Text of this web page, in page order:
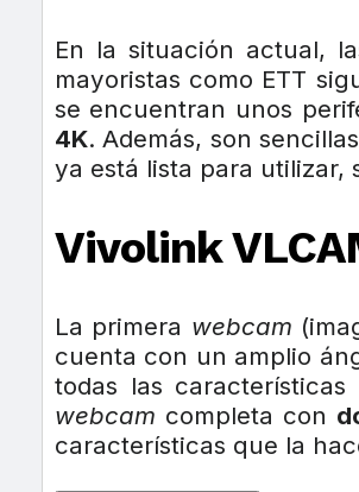
En la situación actual,
mayoristas como ETT
se encuentran unos
4K. Además, son
ya está lista para utilizar,
Vivolink
La primera webcam
cuenta con un amplio
todas las
webcam completa con
características que la